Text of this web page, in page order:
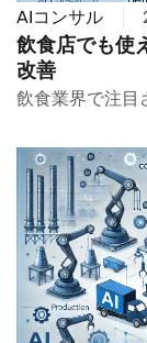
AIコンサル
飲食店でも使
改善
飲食業界で注目